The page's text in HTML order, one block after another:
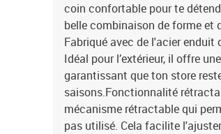
coin confortable pour te
belle combinaison de forme et
Fabriqué avec de l'acier enduit
Idéal pour l’extérieur, il offre
garantissant que ton store
saisons.Fonctionnalité
mécanisme rétractable qui
pas utilisé. Cela facilite